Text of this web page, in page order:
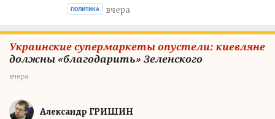
вчера
ПОЛИТИКА
Украинские супермаркеты опустели: киевляне
должны «благодарить» Зеленского
вчера
Александр ГРИШИН